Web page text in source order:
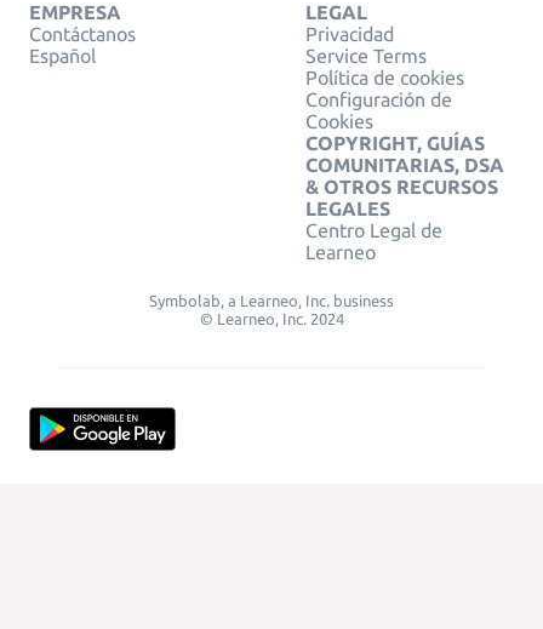
EMPRESA
Contáctanos
Español
LEGAL
Privacidad
Service Terms
Política de cookies
Configuración de
Cookies
COPYRIGHT, GUÍAS
COMUNITARIAS, DSA
& OTROS RECURSOS
LEGALES
Centro Legal de
Learneo
Symbolab, a Learneo, Inc. business
© Learneo, Inc. 2024